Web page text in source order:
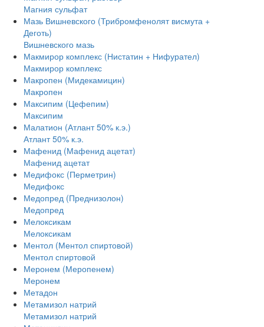
Магния сульфат
Мазь Вишневского (Трибромфенолят висмута +
Деготь)
Вишневского мазь
Макмирор комплекс (Нистатин + Нифурател)
Макмирор комплекс
Макропен (Мидекамицин)
Макропен
Максипим (Цефепим)
Максипим
Малатион (Атлант 50% к.э.)
Атлант 50% к.э.
Мафенид (Мафенид ацетат)
Мафенид ацетат
Медифокс (Перметрин)
Медифокс
Медопред (Преднизолон)
Медопред
Мелоксикам
Мелоксикам
Ментол (Ментол спиртовой)
Ментол спиртовой
Меронем (Меропенем)
Меронем
Метадон
Метамизол натрий
Метамизол натрий